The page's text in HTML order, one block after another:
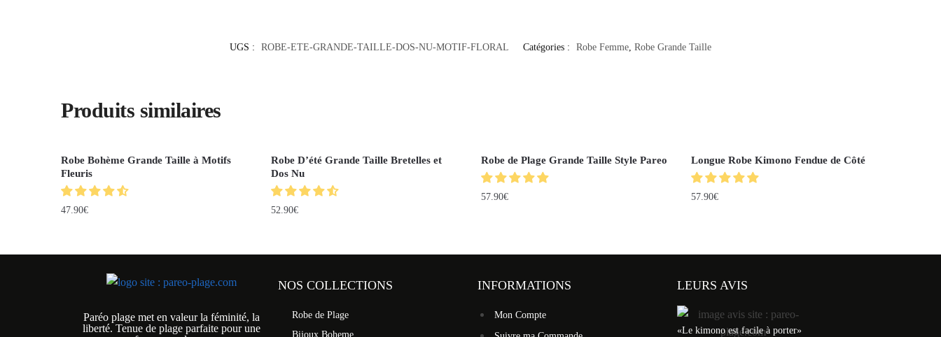
UGS : ROBE-ETE-GRANDE-TAILLE-DOS-NU-MOTIF-FLORAL Catégories : Robe Femme, Robe Grande Taille
Produits similaires
Robe Bohème Grande Taille à Motifs
Fleuris
47.90€
Robe D’été Grande Taille Bretelles et
Dos Nu
52.90€
Robe de Plage Grande Taille Style Pareo
57.90€
Longue Robe Kimono Fendue de Côté
57.90€
Paréo plage met en valeur la féminité, la
liberté. Tenue de plage parfaite pour une
NOS COLLECTIONS
Robe de Plage
Bijoux Boheme
INFORMATIONS
Mon Compte
LEURS AVIS
«Le kimono est facile à porter»